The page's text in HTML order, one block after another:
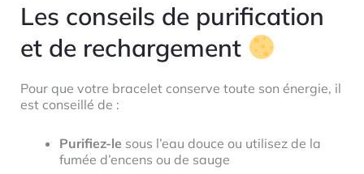
Les conseils de purification
et de rechargement
Pour que votre bracelet conserve toute son énergie, il
est conseillé de :
Purifiez-le sous l’eau douce ou utilisez de la
fumée d’encens ou de sauge